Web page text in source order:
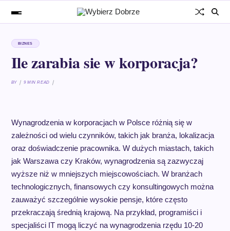
BIZNES
Ile zarabia sie w korporacja?
BY 9 MIN READ
Wynagrodzenia w korporacjach w Polsce różnią się w
zależności od wielu czynników, takich jak branża, lokalizacja
oraz doświadczenie pracownika. W dużych miastach, takich
jak Warszawa czy Kraków, wynagrodzenia są zazwyczaj
wyższe niż w mniejszych miejscowościach. W branżach
technologicznych, finansowych czy konsultingowych można
zauważyć szczególnie wysokie pensje, które często
przekraczają średnią krajową. Na przykład, programiści i
specjaliści IT mogą liczyć na wynagrodzenia rzędu 10-20